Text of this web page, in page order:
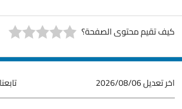
كيف تقيم محتوى الصفحة؟
اخر تعديل2026/08/06 تابعنا